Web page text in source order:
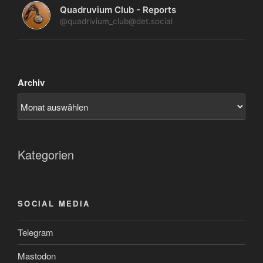
Quadruvium Club - Reports
@quadrivium_club@det.social
Archiv
Kategorien
SOCIAL MEDIA
Telegram
Mastodon